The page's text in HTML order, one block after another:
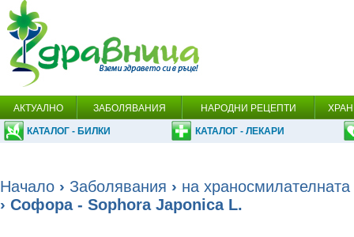
АКТУАЛНО ЗАБОЛЯВАНИЯ НАРОДНИ РЕЦЕПТИ
КАТАЛОГ - БИЛКИ КАТАЛОГ - ЛЕКАРИ
Начало › Заболявания › на
› Софора - Sophora Japonica L.